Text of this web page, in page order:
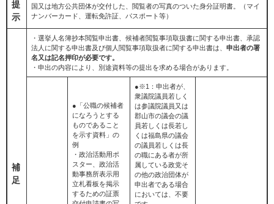
提
示
国又は地方公共団体が交付した、閲覧者の写真のついた身分証明書。（マイ
ナンバーカード、運転免許証、パスポート等）
補
足
・選挙人名簿抄本閲覧申出書、候補者閲覧事項取扱書に関する申出書、承認
法人に関する申出書及び個人閲覧事項取扱者に関する申出書は、 申出者の署
名又は記名押印が必要です。
・申出の内容により、別途資料等の提出を求める場合があります。
●「公職の候補者
になろうとする
ものであること
を示す資料」の
例
・政治活動用ポ
スター、政治活
動事務所表示用
立札看板を掲示
するための証票
●※1：申出者が、
衆議院議員若しく
は参議院議員又は
郡山市の議会の議
員若しくは長若し
くは福島県の議会
の議員若しくは長
の職にある者が所
属している政党そ
の他の政治団体が
申出者である場合
においては、不要